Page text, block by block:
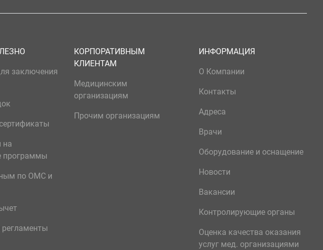
заключения
на
программы
по ОМС и
КОРПОРАТИВНЫМ
КЛИЕНТАМ
Медицинским
организациям
Прочим организациям
ИНФОРМАЦИЯ
О Компании
Контакты
Адреса
Врачи
Оборудование и оснащение
Новости
Вакансии
Контролирующие органы
Оценка качества оказания
услуг мед. организациями